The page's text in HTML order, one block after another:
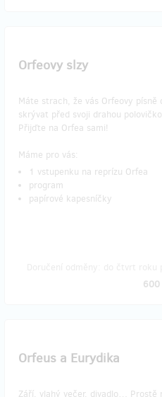
Orfeovy slzy
Máte strach, že vás Orfeovy
skrývat před svoji drahou
Přijďte na Orfea sami!
Máme pro vás:
1 vstupenku na reprízu Orfea
program
papírové kapesníčky
600
Orfeus a Eurydika
Září, vlahý večer, divadlo… Prostě